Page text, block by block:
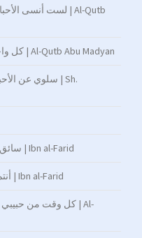
Qasida | Kullu wahid – كل واحد له نصيب | Al-Qutb Abu Madyan
Qasida | Sai’q al-azh’an – سائق الأظعان | Ibn al-Farid
Qasida | Antum Furudi – أنتم فروضي | Ibn al-Farid